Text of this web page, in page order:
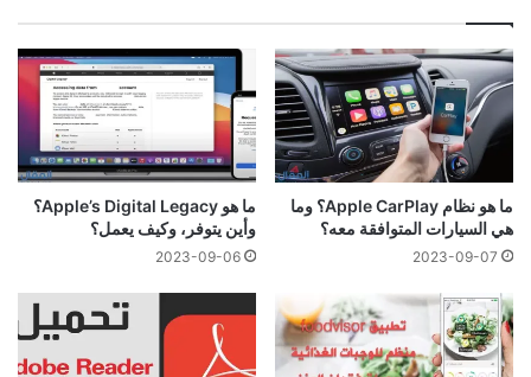
ما هو نظام Apple CarPlay؟ وما
هي السيارات المتوافقة معه؟
2023-09-07
ما هو Apple’s Digital Legacy؟
وأين يتوفر، وكيف يعمل؟
2023-09-06